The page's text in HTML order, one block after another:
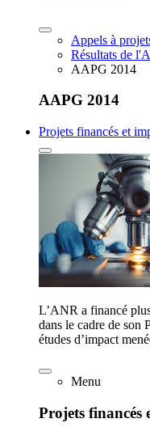
Appels à
Résultats de
AAPG 2014
AAPG 2014
Projets financés et
L’ANR a financé
dans le cadre de son
études d’impact
Menu
Projets financés